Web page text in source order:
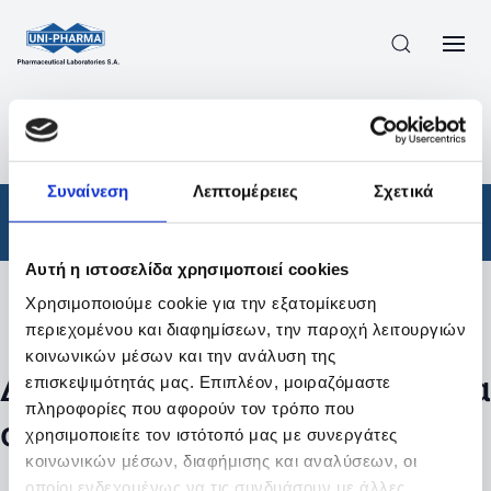
Συναίνεση Λεπτομέρειες Σχετικά
Αυτή η ιστοσελίδα χρησιμοποιεί cookies
Χρησιμοποιούμε cookie για την εξατομίκευση
περιεχομένου και διαφημίσεων, την παροχή λειτουργιών
κοινωνικών μέσων και την ανάλυση της
επισκεψιμότητάς μας. Επιπλέον, μοιραζόμαστε
πληροφορίες που αφορούν τον τρόπο που
χρησιμοποιείτε τον ιστότοπό μας με συνεργάτες
κοινωνικών μέσων, διαφήμισης και αναλύσεων, οι
οποίοι ενδεχομένως να τις συνδυάσουν με άλλες
ΠΡΟΪΟΝΤΑ
ΑΠΟΤΕΛΕΣΜΑΤΑ ΑΝΑΖΗΤΗΣΗΣ
Φάρμακα
Φίλτρα
Δεν βρέθηκαν προϊόντα με τα
συγκεκριμένα φίλτρα